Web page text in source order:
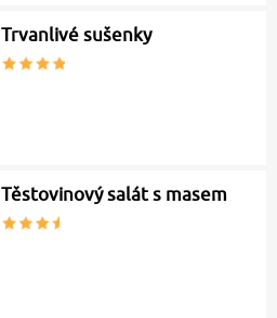
Trvanlivé sušenky
Těstovinový salát s masem